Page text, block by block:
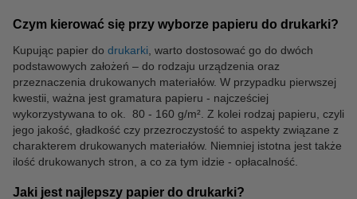
Czym kierować się przy wyborze papieru do drukarki?
Kupując papier do drukarki, warto dostosować go do dwóch
podstawowych założeń – do rodzaju urządzenia oraz
przeznaczenia drukowanych materiałów. W przypadku pierwszej
kwestii, ważna jest gramatura papieru - najcześciej
wykorzystywana to ok. 80 - 160 g/m². Z kolei rodzaj papieru, czyli
jego jakość, gładkość czy przezroczystość to aspekty związane z
charakterem drukowanych materiałów. Niemniej istotna jest także
ilość drukowanych stron, a co za tym idzie - opłacalność.
Jaki jest najlepszy papier do drukarki?